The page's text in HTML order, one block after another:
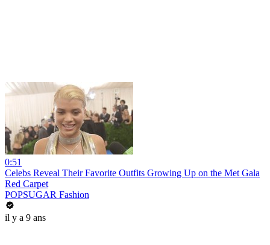
0:51
Celebs Reveal Their Favorite Outfits Growing Up on the Met Gala
Red Carpet
POPSUGAR Fashion
il y a 9 ans